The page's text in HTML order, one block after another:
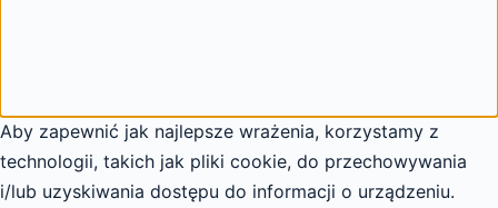
Aby zapewnić jak najlepsze wrażenia, korzystamy z
technologii, takich jak pliki cookie, do przechowywania
i/lub uzyskiwania dostępu do informacji o urządzeniu.